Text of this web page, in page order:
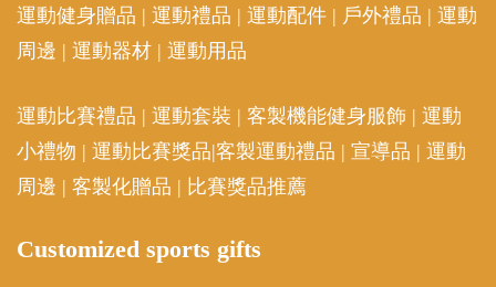
運動健身贈品 | 運動禮品 | 運動配件 | 戶外禮品 | 運動
周邊 | 運動器材 | 運動用品
運動比賽禮品 | 運動套裝 | 客製機能健身服飾 | 運動
小禮物 | 運動比賽獎品|客製運動禮品 | 宣導品 | 運動
周邊 | 客製化贈品 | 比賽獎品推薦
Customized sports gifts